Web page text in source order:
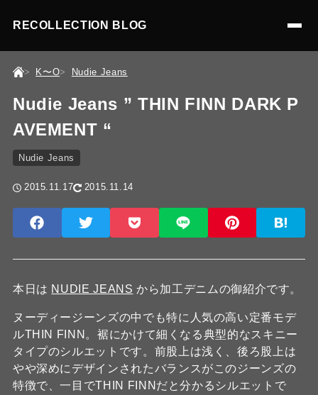
RECOLLECTION BLOG
K〜O Nudie Jeans
Nudie Jeans ” THIN FINN DARK P
AVEMENT “
Nudie Jeans
2015.11.17 2015.11.14
本日は NUDIE JEANS から加工デニムの御紹介です。
ヌーディージーンズの中でも特に人気の高い定番モデ
ルTHIN FINN。裾にかけて細くなる典型的なスキニー
タイプのシルエットです。前股上は浅く、後ろ股上は
やや深めにデザインされたバランスがこのジーンズの
特徴で、一目でTHIN FINNだと分かるシルエットで